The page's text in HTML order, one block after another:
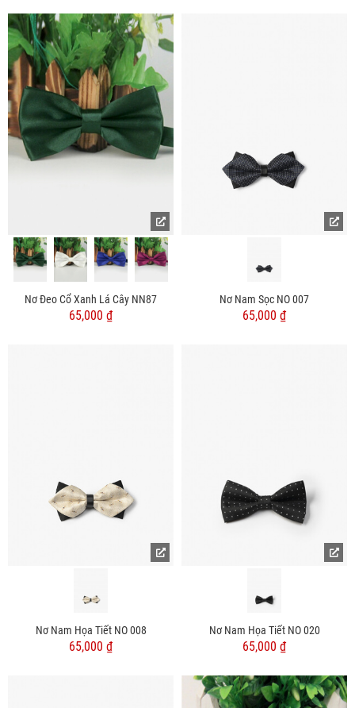
Nơ Đeo Cổ Xanh Lá Cây NN87
65,000 ₫
Nơ Nam Sọc NO 007
65,000 ₫
Nơ Nam Họa Tiết NO 008
65,000 ₫
Nơ Nam Họa Tiết NO 020
65,000 ₫